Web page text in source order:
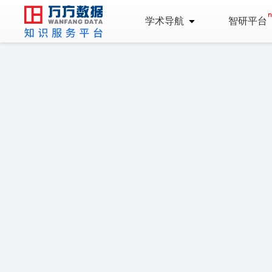
学术导航 智研平台